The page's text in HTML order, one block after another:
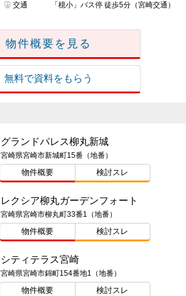
交通
「檍小」バス停 徒歩5分（宮崎交通）
物件概要を見る
無料で資料をもらう
グランドパレス柳丸新城
宮崎県宮崎市新城町15番（地番）
物件概要 検討スレ
レクシア柳丸ガーデンフォート
宮崎県宮崎市柳丸町33番1（地番）
物件概要 検討スレ
シティテラス宮崎
宮崎県宮崎市錦町154番地1（地番）
物件概要 検討スレ